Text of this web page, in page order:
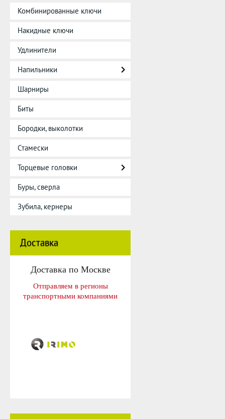
Комбинированные ключи
Накидные ключи
Удлинители
Напильники
Шарниры
Биты
Бородки, выколотки
Стамески
Торцевые головки
Буры, сверла
Зубила, кернеры
Доставка
Доставка по Москве
Отправляем в регионы
транспортными компаниями